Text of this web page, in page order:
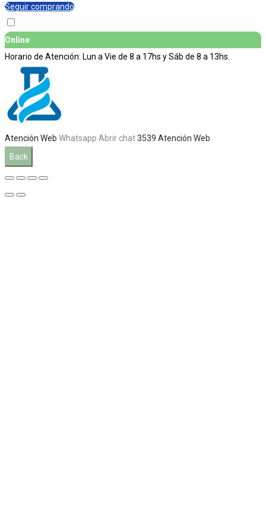
Seguir comprando
Online
Horario de Atención: Lun a Vie de 8 a 17hs y Sáb de 8 a 13hs.
Atención Web Whatsapp Abrir chat3539 Atención Web
Back